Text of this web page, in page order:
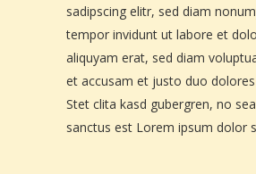
sadipscing elitr, sed diam
tempor invidunt ut labore et
aliquyam erat, sed diam
et accusam et justo duo
Stet clita kasd gubergren, no
sanctus est Lorem ipsum dolor